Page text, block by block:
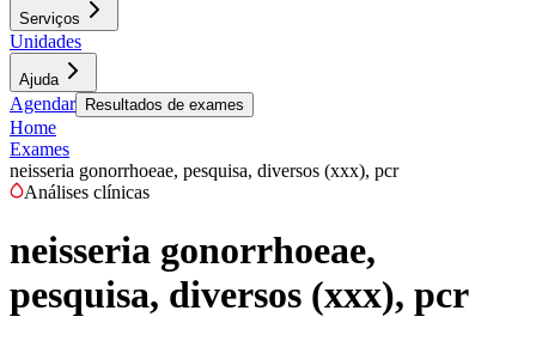
Serviços
Unidades
Ajuda
Agendar Resultados de exames
Home
Exames
neisseria gonorrhoeae, pesquisa, diversos (xxx), pcr
Análises clínicas
neisseria gonorrhoeae,
pesquisa, diversos (xxx), pcr